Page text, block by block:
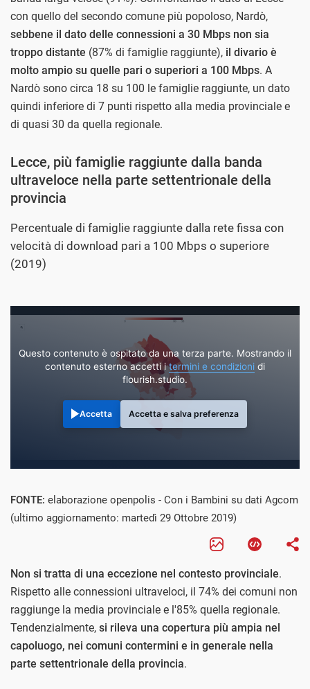
con quello del secondo comune più popoloso, Nardò,
sebbene il dato delle connessioni a 30 Mbps non sia
troppo distante (87% di famiglie raggiunte), il divario è
molto ampio su quelle pari o superiori a 100 Mbps. A
Nardò sono circa 18 su 100 le famiglie raggiunte, un dato
quindi inferiore di 7 punti rispetto alla media provinciale e
di quasi 30 da quella regionale.
Lecce, più famiglie raggiunte dalla banda
ultraveloce nella parte settentrionale della
provincia
Percentuale di famiglie raggiunte dalla rete fissa con
velocità di download pari a 100 Mbps o superiore
(2019)
Questo contenuto è ospitato da una terza parte. Mostrando il
contenuto esterno accetti itermini e condizioni di
flourish.studio.
Accetta Accetta e salva preferenza
FONTE: elaborazione openpolis - Con i Bambini su dati Agcom
(ultimo aggiornamento: martedì 29 Ottobre 2019)
Non si tratta di una eccezione nel contesto provinciale.
Rispetto alle connessioni ultraveloci, il 74% dei comuni non
raggiunge la media provinciale e l'85% quella regionale.
Tendenzialmente, si rileva una copertura più ampia nel
capoluogo, nei comuni contermini e in generale nella
parte settentrionale della provincia.